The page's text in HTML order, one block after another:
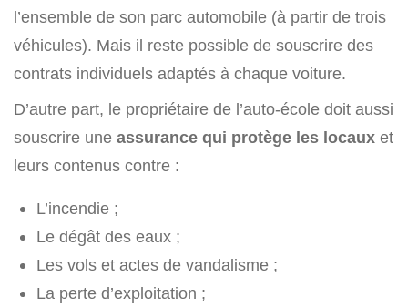
l’ensemble de son parc automobile (à partir de trois
véhicules). Mais il reste possible de souscrire des
contrats individuels adaptés à chaque voiture.
D’autre part, le propriétaire de l’auto-école doit aussi
souscrire une assurance qui protège les locaux et
leurs contenus contre :
L’incendie ;
Le dégât des eaux ;
Les vols et actes de vandalisme ;
La perte d’exploitation ;